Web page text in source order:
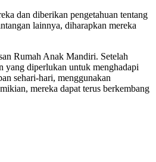
dan diberikan pengetahuan tentang
lainnya, diharapkan mereka
Rumah Anak Mandiri. Setelah
yang diperlukan untuk menghadapi
sehari-hari, menggunakan
mereka dapat terus berkembang